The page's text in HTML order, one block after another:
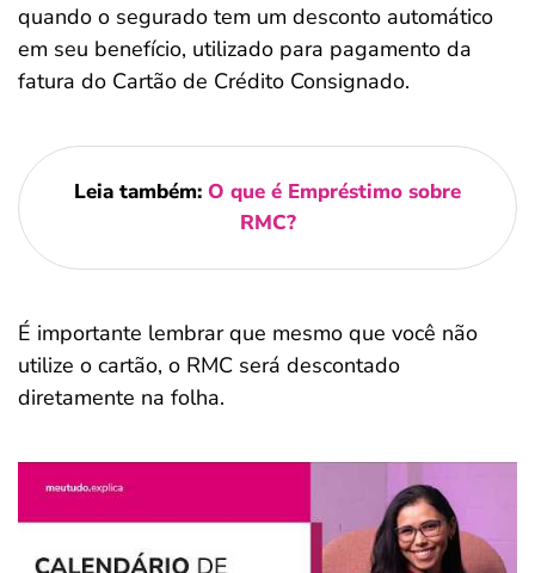
quando o segurado tem um desconto automático
em seu benefício, utilizado para pagamento da
fatura do Cartão de Crédito Consignado.
Leia também: O que é Empréstimo sobre
RMC?
É importante lembrar que mesmo que você não
utilize o cartão, o RMC será descontado
diretamente na folha.